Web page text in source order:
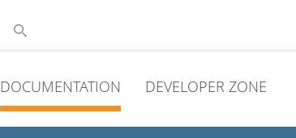
DOCUMENTATION DEVELOPER ZONE